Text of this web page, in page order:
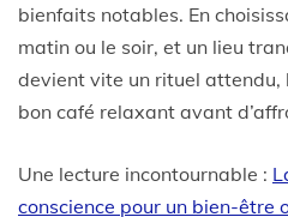
bienfaits notables. En
matin ou le soir, et un lieu
devient vite un rituel attendu,
bon café relaxant avant
Une lecture incontournable :
conscience pour un bien-être